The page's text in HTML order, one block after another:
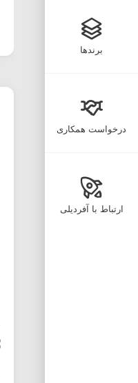
برندها
درخواست همکاری
ارتباط با آفردیلی